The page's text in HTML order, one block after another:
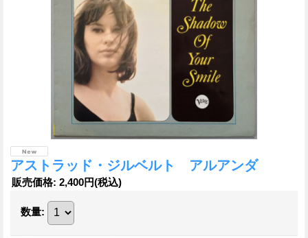
アストラッド・ジルベルト アルアンダ
販売価格: 2,400円(税込)
数量: